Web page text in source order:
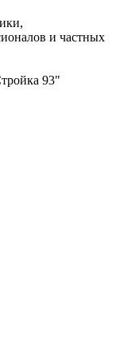
и частных
93"